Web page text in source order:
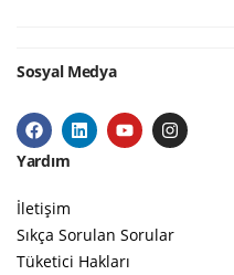
Sosyal Medya
Yardım
İletişim
Sıkça Sorulan Sorular
Tüketici Hakları